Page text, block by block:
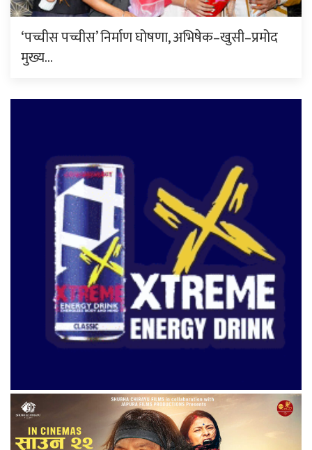
‘पच्चीस पच्चीस’ निर्माण घोषणा, अभिषेक–खुसी–प्रमोद
मुख्य…